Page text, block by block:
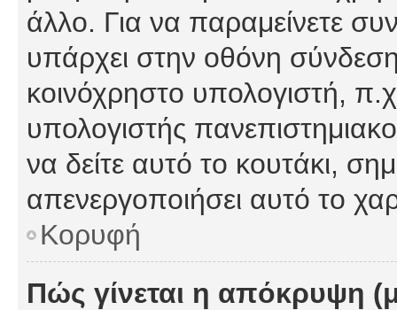
άλλο. Για να παραμείνετε
υπάρχει στην οθόνη
κοινόχρηστο υπολογιστή,
υπολογιστής
να δείτε αυτό το κουτάκι,
απενεργοποιήσει αυτό το
Κορυφή
Πώς γίνεται η απόκρυψη